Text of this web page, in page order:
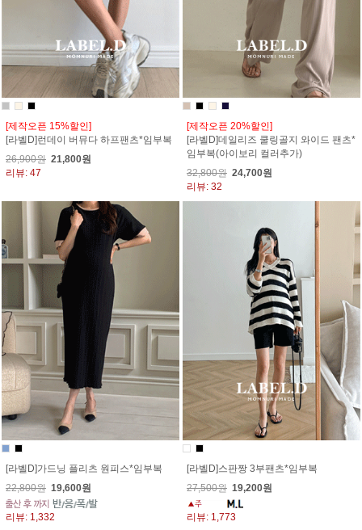
[제작오픈 15%할인]
[라벨D]런데이 버뮤다 하프팬츠*임부복
26,900원 21,800원
리뷰: 47
[제작오픈 20%할인]
[라벨D]데일리즈 쿨링골지 와이드 팬츠*
임부복(아이보리 컬러추가)
32,800원 24,700원
리뷰: 32
[라벨D]가드닝 플리츠 원피스*임부복
22,800원 19,600원
리뷰: 1,332
[라벨D]스판짱 3부팬츠*임부복
27,500원 19,200원
리뷰: 1,773